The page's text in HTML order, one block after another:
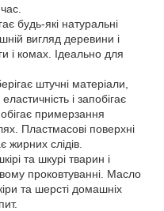
будь-які натуральні
вигляд деревини і
і комах. Ідеально для
штучні матеріали,
і запобігає
примерзання
Пластмасові поверхні
жирних слідів.
та шкурі тварин і
проковтуванні. Масло
та шерсті домашніх